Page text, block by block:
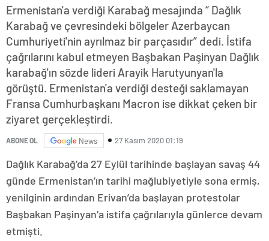
Ermenistan'a verdiği Karabağ mesajında “ Dağlık
Karabağ ve çevresindeki bölgeler Azerbaycan
Cumhuriyeti'nin ayrılmaz bir parçasıdır” dedi. İstifa
çağrılarını kabul etmeyen Başbakan Paşinyan Dağlık
karabağ'ın sözde lideri Arayik Harutyunyan'la
görüştü. Ermenistan'a verdiği desteği saklamayan
Fransa Cumhurbaşkanı Macron ise dikkat çeken bir
ziyaret gerçekleştirdi.
ABONE OL News 27 Kasım 2020 01:19
Dağlık Karabağ’da 27 Eylül tarihinde başlayan savaş 44
günde Ermenistan’ın tarihi mağlubiyetiyle sona ermiş,
yenilginin ardından Erivan’da başlayan protestolar
Başbakan Paşinyan’a istifa çağrılarıyla günlerce devam
etmişti.